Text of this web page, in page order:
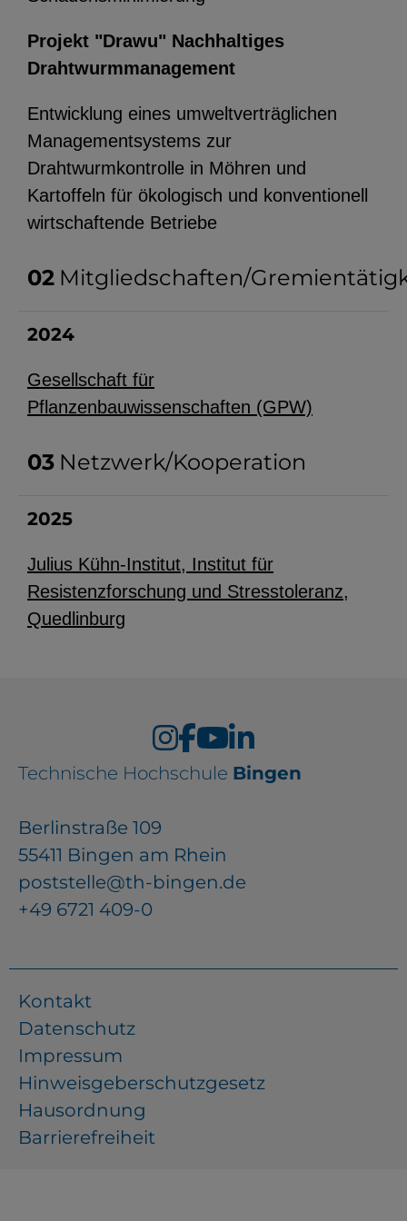
Projekt "Drawu" Nachhaltiges
Drahtwurmmanagement
Entwicklung eines umweltverträglichen
Managementsystems zur
Drahtwurmkontrolle in Möhren und
Kartoffeln für ökologisch und konventionell
wirtschaftende Betriebe
Mitgliedschaften/
2024
Gesellschaft für
Pflanzenbauwissenschaften (GPW)
Netzwerk/Kooperation
2025
Julius Kühn-Institut, Institut für
Resistenzforschung und Stresstoleranz,
Quedlinburg
Technische Hochschule Bingen
Berlinstraße 109
55411 Bingen am Rhein
poststelle@th-bingen.de
+49 6721 409-0
Kontakt
Datenschutz
Impressum
Hinweisgeberschutzgesetz
Hausordnung
Barrierefreiheit
YouTube
ChatBot